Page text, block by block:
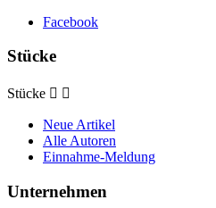
Facebook
Stücke
Stücke  
Neue Artikel
Alle Autoren
Einnahme-Meldung
Unternehmen